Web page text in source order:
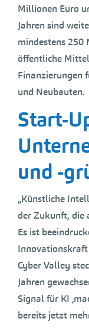
Millionen Euro
Jahren sind
mindestens 250
öffentliche
Finanzierungen
und Neubauten.
Start-
und -
„Künstliche
der Zukunft, die
Es ist
Cyber Valley
Jahren
Signal für KI
bereits jetzt